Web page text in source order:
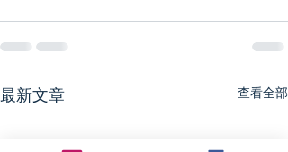
最新文章 查看全部